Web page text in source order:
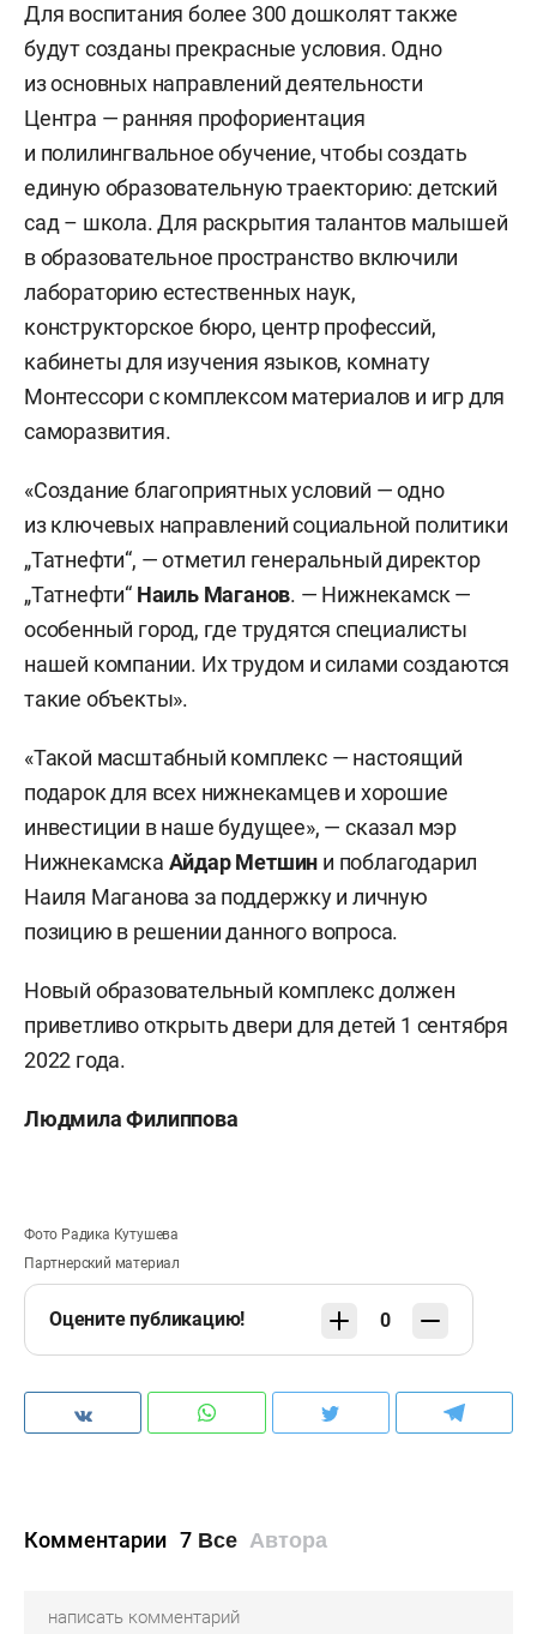
Для воспитания более 300 дошколят также
будут созданы прекрасные условия. Одно
из основных направлений деятельности
Центра — ранняя профориентация
и полилингвальное обучение, чтобы создать
единую образовательную траекторию: детский
сад – школа. Для раскрытия талантов малышей
в образовательное пространство включили
лабораторию естественных наук,
конструкторское бюро, центр профессий,
кабинеты для изучения языков, комнату
Монтессори с комплексом материалов и игр для
саморазвития.
«Создание благоприятных условий — одно
из ключевых направлений социальной политики
„Татнефти“, — отметил генеральный директор
„Татнефти“ Наиль Маганов. — Нижнекамск —
особенный город, где трудятся специалисты
нашей компании. Их трудом и силами создаются
такие объекты».
«Такой масштабный комплекс — настоящий
подарок для всех нижнекамцев и хорошие
инвестиции в наше будущее», — сказал мэр
Нижнекамска Айдар Метшин и поблагодарил
Наиля Маганова за поддержку и личную
позицию в решении данного вопроса.
Новый образовательный комплекс должен
приветливо открыть двери для детей 1 сентября
2022 года.
Людмила Филиппова
Фото Радика Кутушева
Партнерский материал
Оцените публикацию! 0
Комментарии 7 Все Автора